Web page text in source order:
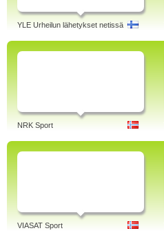
YLE Urheilun lähetykset netissä
NRK Sport
VIASAT Sport